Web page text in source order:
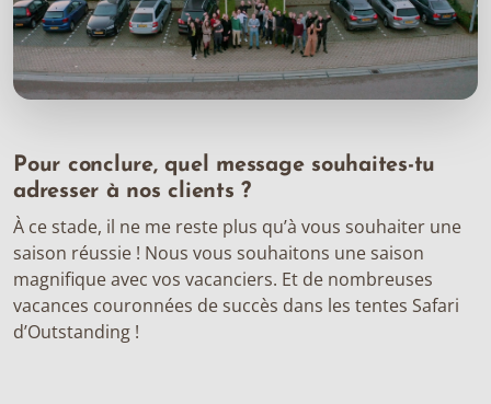
Pour conclure, quel message souhaites-tu
adresser à nos clients ?
À ce stade, il ne me reste plus qu’à vous souhaiter une
saison réussie ! Nous vous souhaitons une saison
magnifique avec vos vacanciers. Et de nombreuses
vacances couronnées de succès dans les tentes Safari
d’Outstanding !